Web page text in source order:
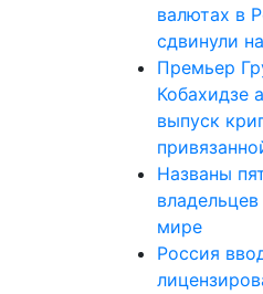
валютах в
сдвинули
Премьер
Кобахидзе
выпуск
Названы
мире
Россия